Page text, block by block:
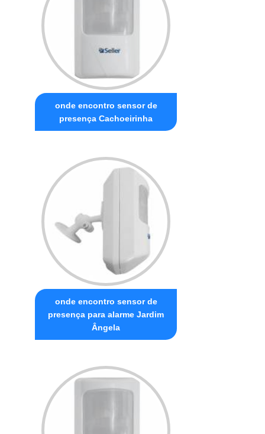
onde encontro sensor de
presença Cachoeirinha
onde encontro sensor de
presença para alarme Jardim
Ângela